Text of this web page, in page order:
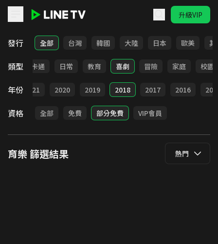
升級VIP
LINE TV - 育樂
發行 全部 台灣 韓國 大陸 日本 歐美 其
類型
全部 卡通 日常 教育 喜劇 冒險 家庭 校園
年份 2021 2020 2019 2018 2017 2016
資格 全部 免費 部分免費 VIP會員
育樂篩選結果 熱門